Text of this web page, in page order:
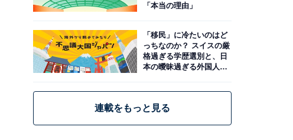
「本当の理由」
「移民」に冷たいのはど
っちなのか？ スイスの厳
格過ぎる学歴選別と、日
本の曖昧過ぎる外国人政
連載をもっと見る